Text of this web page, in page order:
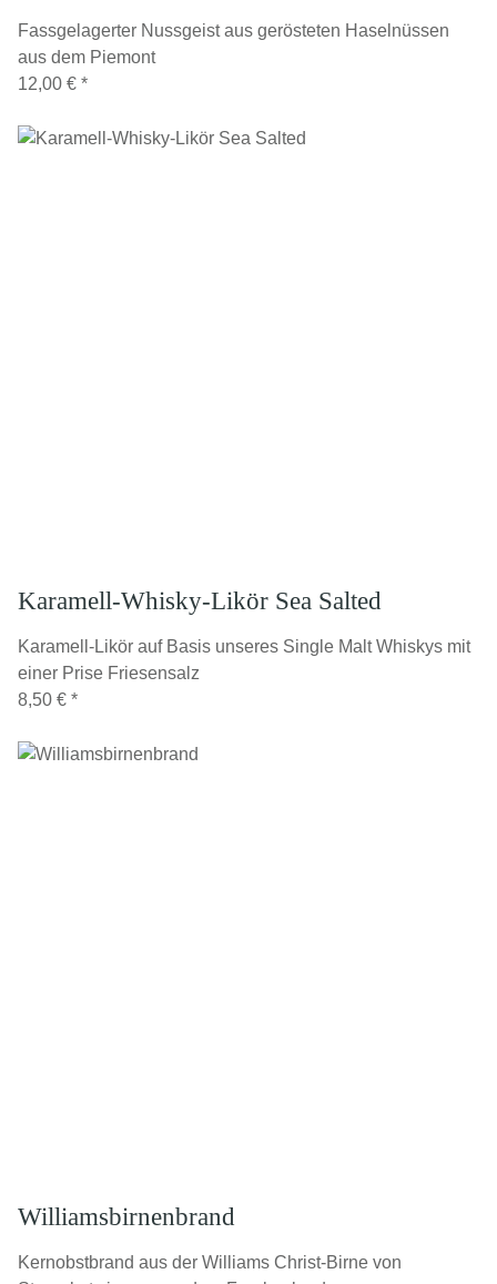
Fassgelagerter Nussgeist aus gerösteten Haselnüssen
aus dem Piemont
12,00 € *
Karamell-Whisky-Likör Sea Salted
Karamell-Likör auf Basis unseres Single Malt Whiskys mit
einer Prise Friesensalz
8,50 € *
Williamsbirnenbrand
Kernobstbrand aus der Williams Christ-Birne von